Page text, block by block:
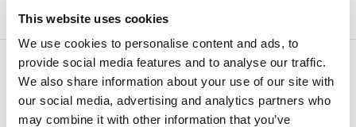
This website uses cookies
We use cookies to personalise content and ads, to
provide social media features and to analyse our traffic.
We also share information about your use of our site with
our social media, advertising and analytics partners who
may combine it with other information that you’ve
QUEM SOMOS
Sobre mim